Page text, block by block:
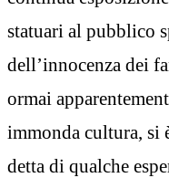
statuari al pubblico
dell’innocenza dei
ormai
immonda cultura, si
detta di qualche